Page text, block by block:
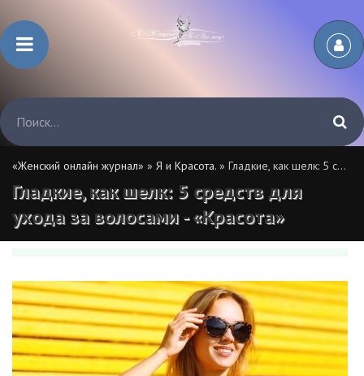
«Женский онлайн журнал» » Я и Красота. » Гладкие, как шелк: 5 средств для ухода за волосами - «Красота»
Гладкие, как шелк: 5 средств для
ухода за волосами - «Красота»